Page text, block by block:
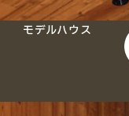
モデルハウス